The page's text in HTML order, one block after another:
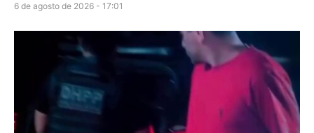
6 de agosto de 2026 - 17:01